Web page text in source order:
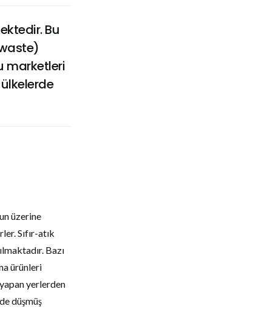
Bu
marketleri
üzerine
Sıfır-atık
Bazı
ürünleri
yerlerden
düşmüş